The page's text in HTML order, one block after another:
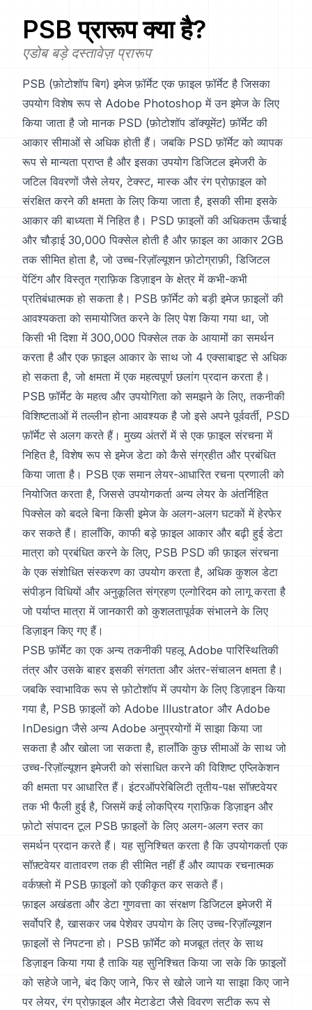
PSB प्रारूप क्या है?
एडोब बड़े दस्तावेज़ प्रारूप
PSB (फ़ोटोशॉप बिग) इमेज फ़ॉर्मेट एक फ़ाइल फ़ॉर्मेट है जिसका
उपयोग विशेष रूप से Adobe Photoshop में उन इमेज के लिए
किया जाता है जो मानक PSD (फ़ोटोशॉप डॉक्यूमेंट) फ़ॉर्मेट की
आकार सीमाओं से अधिक होती हैं। जबकि PSD फ़ॉर्मेट को व्यापक
रूप से मान्यता प्राप्त है और इसका उपयोग डिजिटल इमेजरी के
जटिल विवरणों जैसे लेयर, टेक्स्ट, मास्क और रंग प्रोफ़ाइल को
संरक्षित करने की क्षमता के लिए किया जाता है, इसकी सीमा इसके
आकार की बाध्यता में निहित है। PSD फ़ाइलों की अधिकतम ऊँचाई
और चौड़ाई 30,000 पिक्सेल होती है और फ़ाइल का आकार 2GB
तक सीमित होता है, जो उच्च-रिज़ॉल्यूशन फ़ोटोग्राफ़ी, डिजिटल
पेंटिंग और विस्तृत ग्राफ़िक डिज़ाइन के क्षेत्र में कभी-कभी
प्रतिबंधात्मक हो सकता है। PSB फ़ॉर्मेट को बड़ी इमेज फ़ाइलों की
आवश्यकता को समायोजित करने के लिए पेश किया गया था, जो
किसी भी दिशा में 300,000 पिक्सेल तक के आयामों का समर्थन
करता है और एक फ़ाइल आकार के साथ जो 4 एक्साबाइट से अधिक
हो सकता है, जो क्षमता में एक महत्वपूर्ण छलांग प्रदान करता है।
PSB फ़ॉर्मेट के महत्व और उपयोगिता को समझने के लिए, तकनीकी
विशिष्टताओं में तल्लीन होना आवश्यक है जो इसे अपने पूर्ववर्ती, PSD
फ़ॉर्मेट से अलग करते हैं। मुख्य अंतरों में से एक फ़ाइल संरचना में
निहित है, विशेष रूप से इमेज डेटा को कैसे संग्रहीत और प्रबंधित
किया जाता है। PSB एक समान लेयर-आधारित रचना प्रणाली को
नियोजित करता है, जिससे उपयोगकर्ता अन्य लेयर के अंतर्निहित
पिक्सेल को बदले बिना किसी इमेज के अलग-अलग घटकों में हेरफेर
कर सकते हैं। हालाँकि, काफी बड़े फ़ाइल आकार और बढ़ी हुई डेटा
मात्रा को प्रबंधित करने के लिए, PSB PSD की फ़ाइल संरचना
के एक संशोधित संस्करण का उपयोग करता है, अधिक कुशल डेटा
संपीड़न विधियों और अनुकूलित संग्रहण एल्गोरिदम को लागू करता है
जो पर्याप्त मात्रा में जानकारी को कुशलतापूर्वक संभालने के लिए
डिज़ाइन किए गए हैं।
PSB फ़ॉर्मेट का एक अन्य तकनीकी पहलू Adobe पारिस्थितिकी
तंत्र और उसके बाहर इसकी संगतता और अंतर-संचालन क्षमता है।
जबकि स्वाभाविक रूप से फ़ोटोशॉप में उपयोग के लिए डिज़ाइन किया
गया है, PSB फ़ाइलों को Adobe Illustrator और Adobe
InDesign जैसे अन्य Adobe अनुप्रयोगों में साझा किया जा
सकता है और खोला जा सकता है, हालाँकि कुछ सीमाओं के साथ जो
उच्च-रिज़ॉल्यूशन इमेजरी को संसाधित करने की विशिष्ट एप्लिकेशन
की क्षमता पर आधारित हैं। इंटरऑपरेबिलिटी तृतीय-पक्ष सॉफ़्टवेयर
तक भी फैली हुई है, जिसमें कई लोकप्रिय ग्राफ़िक डिज़ाइन और
फ़ोटो संपादन टूल PSB फ़ाइलों के लिए अलग-अलग स्तर का
समर्थन प्रदान करते हैं। यह सुनिश्चित करता है कि उपयोगकर्ता एक
सॉफ़्टवेयर वातावरण तक ही सीमित नहीं हैं और व्यापक रचनात्मक
वर्कफ़्लो में PSB फ़ाइलों को एकीकृत कर सकते हैं।
फ़ाइल अखंडता और डेटा गुणवत्ता का संरक्षण डिजिटल इमेजरी में
सर्वोपरि है, खासकर जब पेशेवर उपयोग के लिए उच्च-रिज़ॉल्यूशन
फ़ाइलों से निपटना हो। PSB फ़ॉर्मेट को मजबूत तंत्र के साथ
डिज़ाइन किया गया है ताकि यह सुनिश्चित किया जा सके कि फ़ाइलों
को सहेजे जाने, बंद किए जाने, फिर से खोले जाने या साझा किए जाने
पर लेयर, रंग प्रोफ़ाइल और मेटाडेटा जैसे विवरण सटीक रूप से